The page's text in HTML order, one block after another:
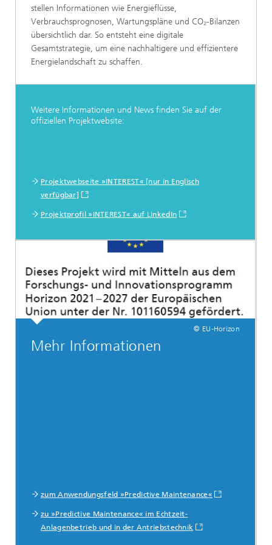
stellen Informationen wie Energieflüsse,
Verbrauchsprognosen, Wartungspläne und CO₂-Bilanzen
übersichtlich dar. So entsteht eine digitale
Gesamtstrategie, um eine nachhaltigere und effizientere
Energielandschaft zu schaffen.
Weitere Informationen und News finden Sie auf der
offiziellen Projektwebsite:
Projektwebseite »INTEREST« [nur in Englisch
verfügbar]
Projektprofil »INTEREST« auf LinkedIn
© EU-Horizon
Mehr Informationen
zum Anwendungsfeld »Predictive Maintenance«
zu »Predictive Maintenance« im Echtzeit-
Anlagenbetrieb und in der Antriebstechnik